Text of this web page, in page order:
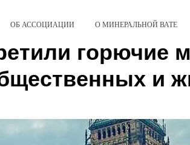
ОБ АССОЦИАЦИИ О МИНЕРАЛЬНОЙ ВАТЕ
горючие
и